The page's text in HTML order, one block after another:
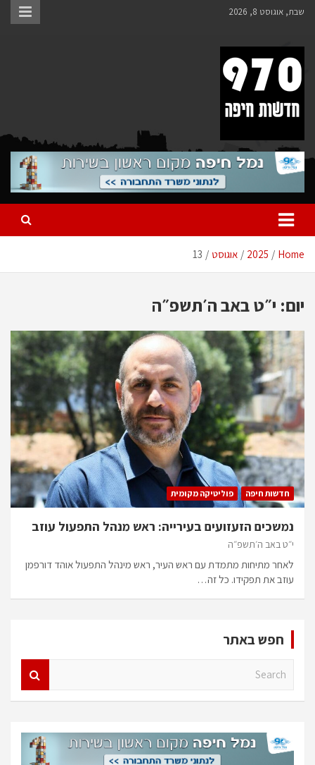
Skipשבת, אוגוסט 8, 2026
970 חדשות חיפה
970 חדשות חיפה
Home
2025 אוגוסט 13
יום: י״ט באב ה׳תשפ״ה
חדשות חיפה פוליטיקה מקומית
נמשכים הזעזועים בעירייה: ראש מנהל התפעול עוזב
י״ט באב ה׳תשפ״ה
לאחר מתיחות מתמדת עם ראש העיר, ראש מינהל התפעול אוהד דורפמן
עוזב את תפקידו. כל זה…
חפש באתר
h